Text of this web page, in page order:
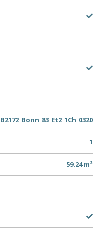
B2172_Bonn_83_Et2_1Ch_0320
1
59.24 m²